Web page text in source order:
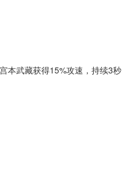
本武藏获得15%攻速，持续3秒